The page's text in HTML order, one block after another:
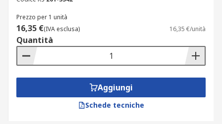
Prezzo per 1 unità
16,35 €(IVA esclusa) 16,35 €/unità
Quantità
Aggiungi
Schede tecniche